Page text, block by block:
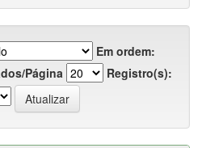
Em ordem:
Página
Registro(s):